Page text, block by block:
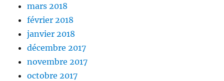
mars 2018
février 2018
janvier 2018
décembre 2017
novembre 2017
octobre 2017